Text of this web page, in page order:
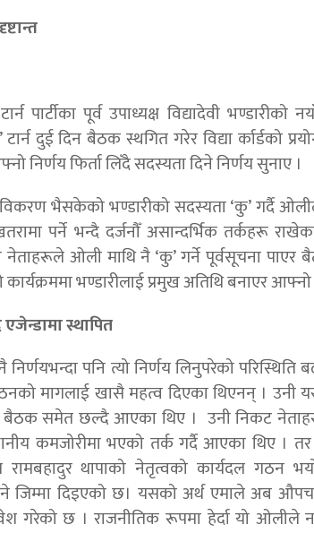
पार्टीका पूर्व उपाध्यक्ष विद्यादेवी भण्डारीको
दुई दिन बैठक स्थगित गरेर विद्या र्कार्डको
निर्णय फिर्ता लिँदै सदस्यता दिने निर्णय सुनाए ।
भैसकेको भण्डारीको सदस्यता ‘कु’ गर्दै ओलीले
पर्ने भन्दै दर्जनौँ असान्दर्भिक तर्कहरू
ओली माथि नै ‘कु’ गर्ने पूर्वसूचना
भण्डारीलाई प्रमुख अतिथि बनाएर
स्थापित
पनि त्यो निर्णय लिनुपरेको
मागलाई खासै महत्व दिएका थिएनन् । उनी
समेत छल्दै आएका थिए । उनी निकट
कमजोरीमा भएको तर्क गर्दै आएका थिए ।
रामबहादुर थापाको नेतृत्वको कार्यदल गठन
जिम्मा दिइएको छ। यसको अर्थ एमाले अब
गरेको छ । राजनीतिक रूपमा हेर्दा यो